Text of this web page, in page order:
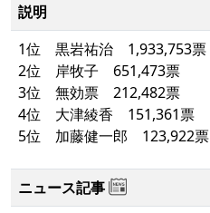
説明
1位 黒岩祐治 1,933,753票
2位 岸牧子 651,473票
3位 無効票 212,482票
4位 大津綾香 151,361票
5位 加藤健一郎 123,922票
ニュース記事